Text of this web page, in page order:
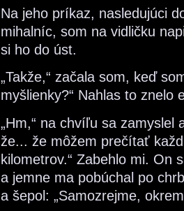
Na jeho príkaz, nasledujúci
mihalníc, som na vidličku
si ho do úst.
„Takže,“ začala som, keď
myšlienky?“ Nahlas to znelo
„Hm,“ na chvíľu sa zamyslel
že... že môžem prečítať
kilometrov.“ Zabehlo mi. On
a jemne ma pobúchal po
a šepol: „Samozrejme,